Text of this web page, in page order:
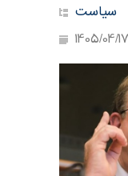
سیاست
1405/04/17